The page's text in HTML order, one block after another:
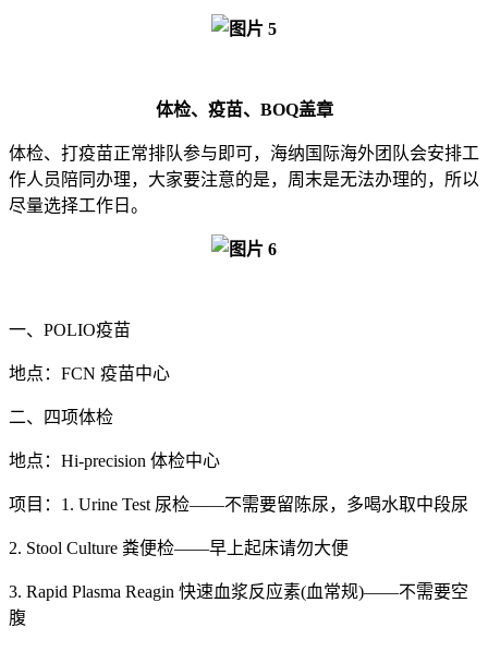
体检、疫苗、BOQ盖章
体检、打疫苗正常排队参与即可，海纳国际海外团队会安排工
作人员陪同办理，大家要注意的是，周末是无法办理的，所以
尽量选择工作日。
一、POLIO疫苗
地点：FCN 疫苗中心
二、四项体检
地点：Hi-precision 体检中心
项目：1. Urine Test 尿检——不需要留陈尿，多喝水取中段尿
2. Stool Culture 粪便检——早上起床请勿大便
3. Rapid Plasma Reagin 快速血浆反应素(血常规)——不需要空
腹